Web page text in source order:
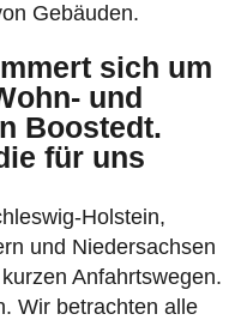
Gebäuden.
sich um
und
Boostedt.
für uns
Holstein,
und Niedersachsen
Anfahrtswegen.
Wir betrachten alle